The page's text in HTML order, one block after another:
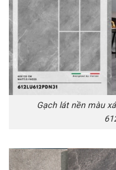
Gạch lát nền màu